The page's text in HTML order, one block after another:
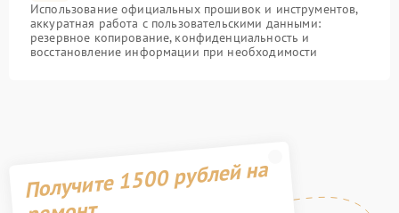
Использование официальных прошивок и инструментов,
аккуратная работа с пользовательскими данными:
резервное копирование, конфиденциальность и
восстановление информации при необходимости
Получите 1500 рублей на